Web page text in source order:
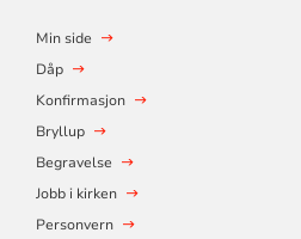
Min side
Dåp
Konfirmasjon
Bryllup
Begravelse
Jobb i kirken
Personvern